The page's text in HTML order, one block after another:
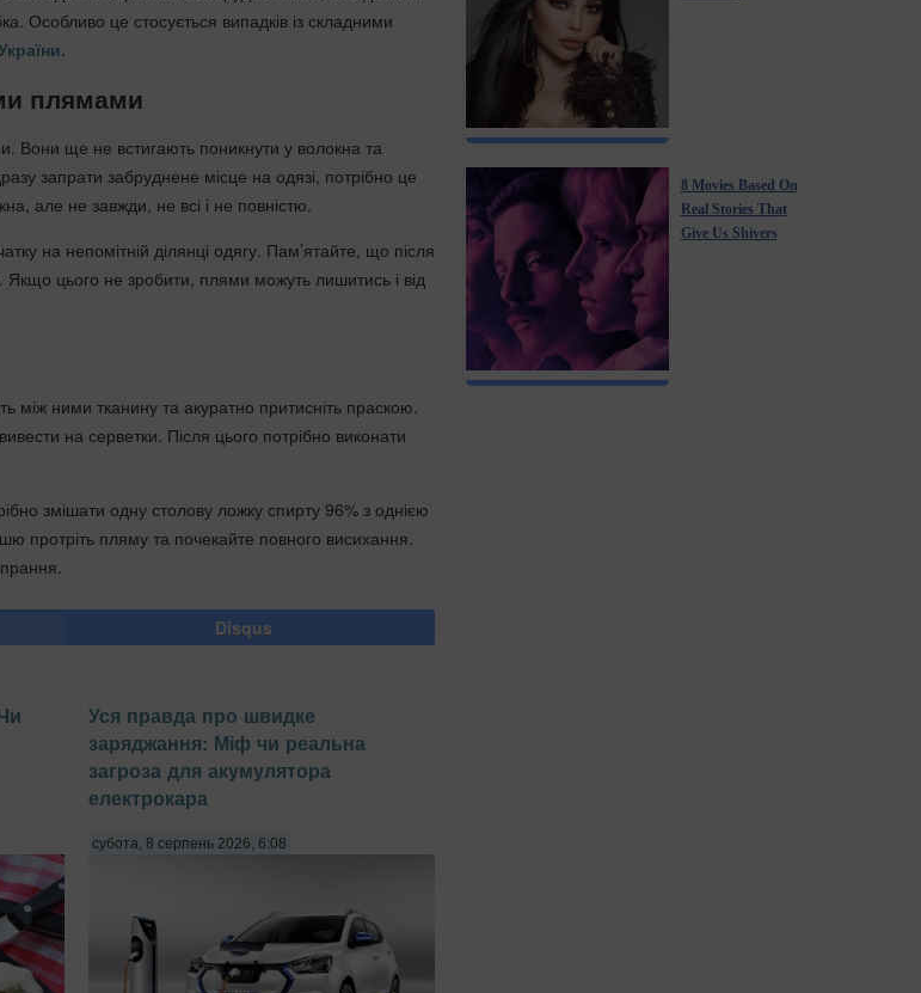
Особливо це стосується випадків із складними
плямами
Вони ще не встигають поникнути у волокна та
запрати забруднене місце на одязі, потрібно це
але не завжди, не всі і не повністю.
на непомітній ділянці одягу. Пам’ятайте, що після
Якщо цього не зробити, плями можуть лишитись і від
між ними тканину та акуратно притисніть праскою.
на серветки. Після цього потрібно виконати
змішати одну столову ложку спирту 96% з однією
протріть пляму та почекайте повного висихання.
Disqus
Уся правда про швидке
заряджання: Міф чи реальна
загроза для акумулятора
електрокара
субота, 8 серпень 2026, 6:08
8 Movies Based On
Real Stories That
Give Us Shivers